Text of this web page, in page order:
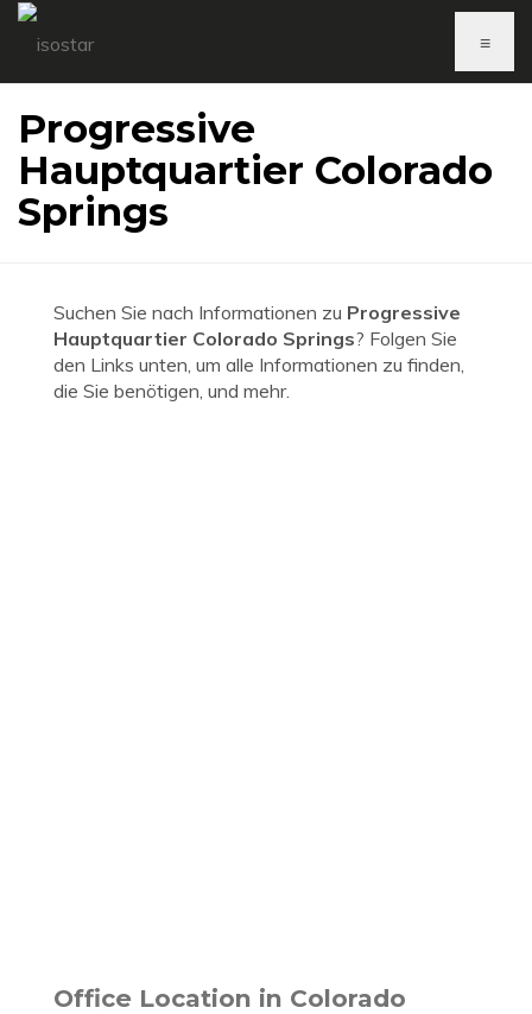
≡
Progressive
Hauptquartier Colorado
Springs
Suchen Sie nach Informationen zu Progressive
Hauptquartier Colorado Springs? Folgen Sie
den Links unten, um alle Informationen zu finden,
die Sie benötigen, und mehr.
Office Location in Colorado